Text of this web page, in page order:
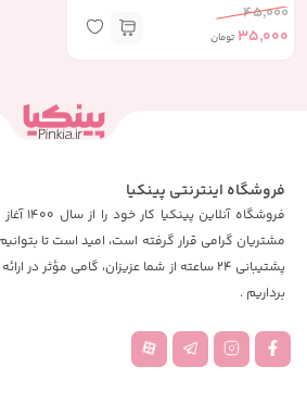
45,000
35,000 تومان
فروشگاه اینترنتی پینکیا
فروشگاه
مشتریان گرامی قرار گرفته است، امید است تا
پشتیبانی 24 ساعته از شما عزیزان، گامی مؤثر
برداریم .